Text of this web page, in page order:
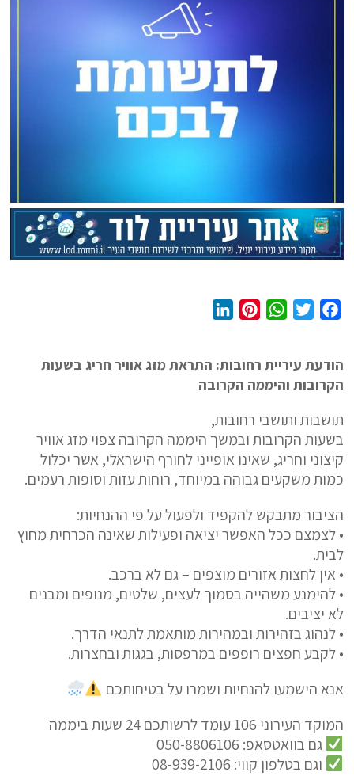
e
b
o
k
t
t
r
W
t
s
p
p
t
e
e
s
t
k
e
I
n
הודעת עיריית רחובות: התראת מזג אוויר חריג בשעות
הקרובות והיממה הקרובה
תושבות ותושבי רחובות,
בשעות הקרובות ובמשך היממה הקרובה צפוי מזג אוויר
קיצוני וחריג, שאינו אופייני לחורף הישראלי, אשר יכלול
כמות משקעים גבוהה במיוחד, רוחות עזות וסופות רעמים.
הציבור מתבקש להקפיד ולפעול על פי ההנחיות:
• לצמצם ככל האפשר יציאה ופעילות שאינה הכרחית מחוץ
לבית.
• אין לחצות אזורים מוצפים – גם לא ברכב.
• להימנע משהייה בסמוך לעצים, שלטים, מנופים ומבנים
לא יציבים.
• לנהוג בזהירות ובמהירות מותאמת לתנאי הדרך.
• לקבע חפצים רופפים במרפסות, בגגות ובחצרות.
אנא הישמעו להנחיות ושמרו על בטיחותכם
המוקד העירוני 106 עומד לרשותכם 24 שעות ביממה
גם בוואטסאפ: 050-8806106
וגם בטלפון קווי: 08-939-2106